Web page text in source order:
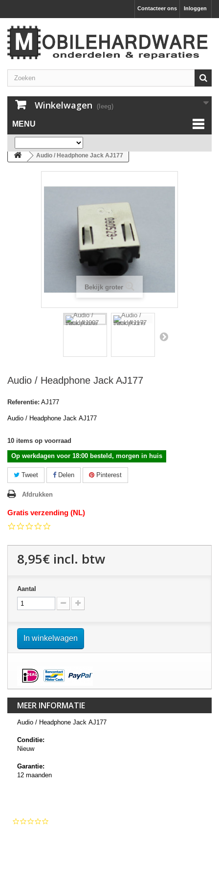
Inloggen
Contacteer ons
Winkelwagen (leeg)
MENU
Audio / Headphone Jack AJ177
Bekijk groter
Audio / Headphone Jack AJ177
Referentie: AJ177
Audio / Headphone Jack AJ177
10 items op voorraad
Op werkdagen voor 18:00 besteld, morgen in huis
Tweet Delen Pinterest
Afdrukken
Gratis verzending (NL)
8,95€ incl. btw
Aantal
In winkelwagen
MEER INFORMATIE
Audio / Headphone Jack AJ177
Conditie:
Nieuw
Garantie:
12 maanden